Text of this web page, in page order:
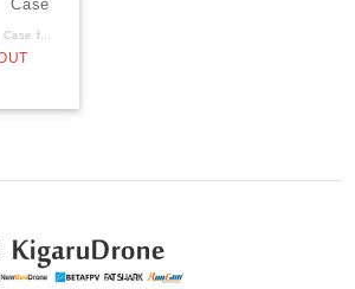
Case
）用
のみ